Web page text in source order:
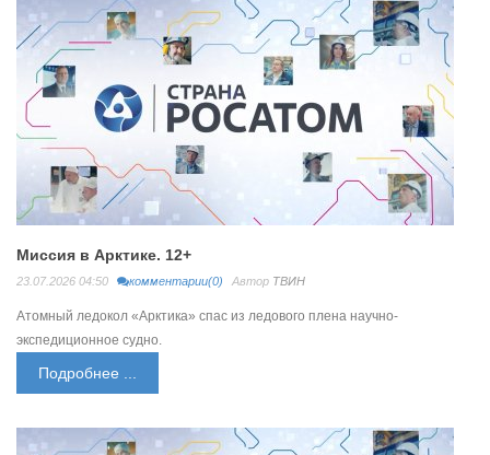
Миссия в Арктике. 12+
23.07.2026 04:50 комментарии(0) Автор ТВИН
Атомный ледокол «Арктика» спас из ледового плена научно-
экспедиционное судно.
Подробнее ...